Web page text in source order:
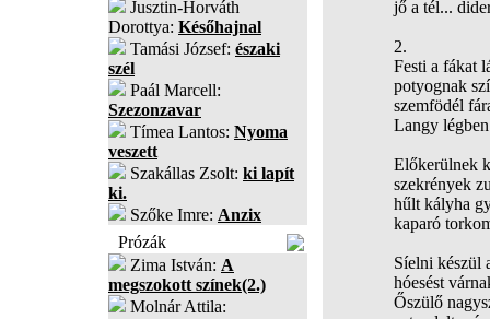
Jusztin-Horváth
Dorottya: Későhajnal
Tamási József: északi
szél
Paál Marcell:
Szezonzavar
Tímea Lantos: Nyoma
veszett
Szakállas Zsolt: ki lapít
ki.
Szőke Imre: Anzix
Prózák
Zima István: A
megszokott színek(2.)
Molnár Attila:
jő a tél...
2.
Festi a fákat
potyognak
szemfödél
Langy
Előkerülnek
szekrények
hűlt kályha
kaparó
Síelni készül
hóesést
Őszülő